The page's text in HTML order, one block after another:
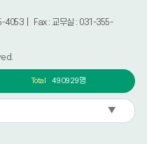
4053 | Fax : 교무실 : 031-355-
Total 490929명
▼